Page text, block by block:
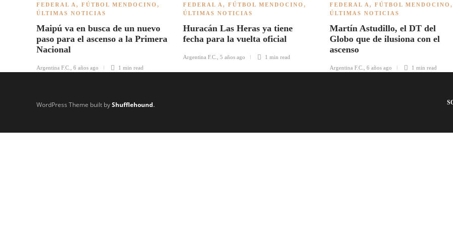
FEDERAL A , FÚTBOL MENDOCINO ,
ÚLTIMAS NOTICIAS
Maipú va en busca de un nuevo
paso para el ascenso a la Primera
Nacional
Argentina F.C. 6 años ago 1 min read
FEDERAL A , FÚTBOL MENDOCINO ,
ÚLTIMAS NOTICIAS
Huracán Las Heras ya tiene
fecha para la vuelta oficial
Argentina F.C. 5 años ago 1 min read
FEDERAL A , FÚTBOL MENDOCINO ,
ÚLTIMAS NOTICIAS
Martín Astudillo, el DT del
Globo que de ilusiona con el
ascenso
Argentina F.C. 6 años ago 1 min read
WordPress Theme built byShufflehound.